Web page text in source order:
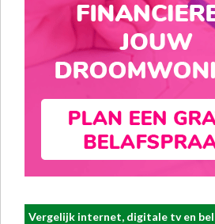
Vergelijk internet, digitale tv en